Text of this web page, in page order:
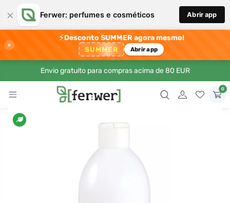
× Ferwer: perfumes e cosméticos Abrir app
×
⚡Desconto SUMMER agora mesmo!
SUMMER Abrir app
Envio gratuito para compras acima de 80 EUR
0